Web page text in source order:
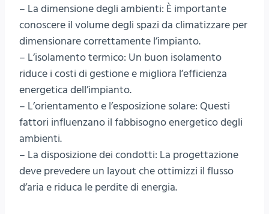
– La dimensione degli ambienti: È importante
conoscere il volume degli spazi da climatizzare per
dimensionare correttamente l’impianto.
– L’isolamento termico: Un buon isolamento
riduce i costi di gestione e migliora l’efficienza
energetica dell’impianto.
– L’orientamento e l’esposizione solare: Questi
fattori influenzano il fabbisogno energetico degli
ambienti.
– La disposizione dei condotti: La progettazione
deve prevedere un layout che ottimizzi il flusso
d’aria e riduca le perdite di energia.